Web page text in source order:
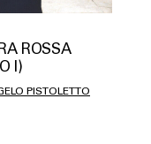
ROSSA
I)
PISTOLETTO